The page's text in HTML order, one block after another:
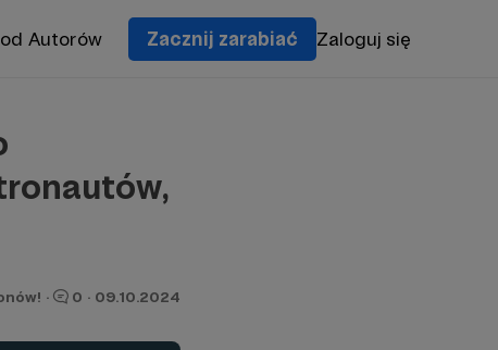
Autorów Zacznij zarabiać Zaloguj się
· 0 · 09.10.2024